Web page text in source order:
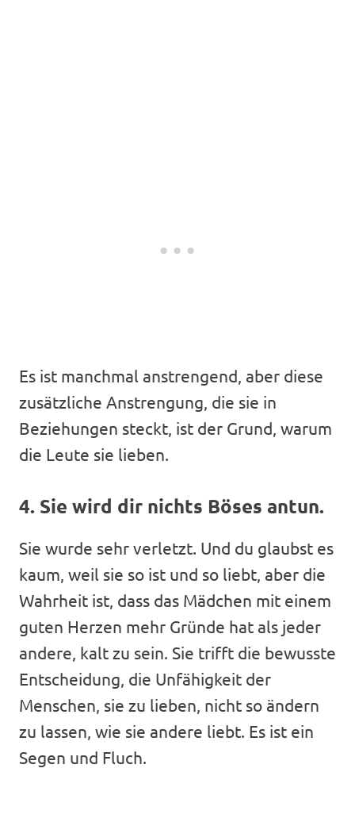
Es ist manchmal anstrengend, aber diese
zusätzliche Anstrengung, die sie in
Beziehungen steckt, ist der Grund, warum
die Leute sie lieben.
4. Sie wird dir nichts Böses antun.
Sie wurde sehr verletzt. Und du glaubst es
kaum, weil sie so ist und so liebt, aber die
Wahrheit ist, dass das Mädchen mit einem
guten Herzen mehr Gründe hat als jeder
andere, kalt zu sein. Sie trifft die bewusste
Entscheidung, die Unfähigkeit der
Menschen, sie zu lieben, nicht so ändern
zu lassen, wie sie andere liebt. Es ist ein
Segen und Fluch.